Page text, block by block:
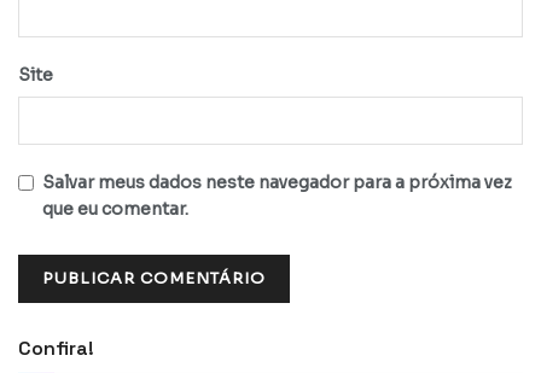
Site
Salvar meus dados neste navegador para a próxima vez
que eu comentar.
Confira!